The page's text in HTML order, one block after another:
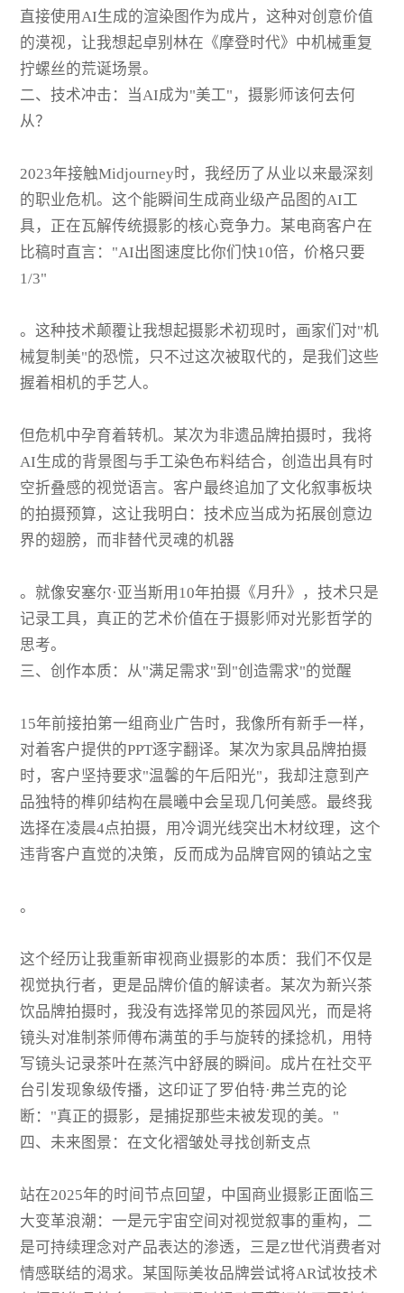
直接使用AI生成的渲染图作为成片，这种对创意价值
的漠视，让我想起卓别林在《摩登时代》中机械重复
拧螺丝的荒诞场景。
二、技术冲击：当AI成为"美工"，摄影师该何去何
从？
2023年接触Midjourney时，我经历了从业以来最深刻
的职业危机。这个能瞬间生成商业级产品图的AI工
具，正在瓦解传统摄影的核心竞争力。某电商客户在
比稿时直言："AI出图速度比你们快10倍，价格只要
1/3"
。这种技术颠覆让我想起摄影术初现时，画家们对"机
械复制美"的恐慌，只不过这次被取代的，是我们这些
握着相机的手艺人。
但危机中孕育着转机。某次为非遗品牌拍摄时，我将
AI生成的背景图与手工染色布料结合，创造出具有时
空折叠感的视觉语言。客户最终追加了文化叙事板块
的拍摄预算，这让我明白：技术应当成为拓展创意边
界的翅膀，而非替代灵魂的机器
。就像安塞尔·亚当斯用10年拍摄《月升》，技术只是
记录工具，真正的艺术价值在于摄影师对光影哲学的
思考。
三、创作本质：从"满足需求"到"创造需求"的觉醒
15年前接拍第一组商业广告时，我像所有新手一样，
对着客户提供的PPT逐字翻译。某次为家具品牌拍摄
时，客户坚持要求"温馨的午后阳光"，我却注意到产
品独特的榫卯结构在晨曦中会呈现几何美感。最终我
选择在凌晨4点拍摄，用冷调光线突出木材纹理，这个
违背客户直觉的决策，反而成为品牌官网的镇站之宝
。
这个经历让我重新审视商业摄影的本质：我们不仅是
视觉执行者，更是品牌价值的解读者。某次为新兴茶
饮品牌拍摄时，我没有选择常见的茶园风光，而是将
镜头对准制茶师傅布满茧的手与旋转的揉捻机，用特
写镜头记录茶叶在蒸汽中舒展的瞬间。成片在社交平
台引发现象级传播，这印证了罗伯特·弗兰克的论
断："真正的摄影，是捕捉那些未被发现的美。"
四、未来图景：在文化褶皱处寻找创新支点
站在2025年的时间节点回望，中国商业摄影正面临三
大变革浪潮：一是元宇宙空间对视觉叙事的重构，二
是可持续理念对产品表达的渗透，三是Z世代消费者对
情感联结的渴求。某国际美妆品牌尝试将AR试妆技术